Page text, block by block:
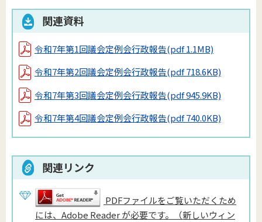
関連資料
令和7年第1回議会定例会行政報告(pdf 1.1MB)
令和7年第2回議会定例会行政報告(pdf 718.6KB)
令和7年第3回議会定例会行政報告(pdf 945.9KB)
令和7年第4回議会定例会行政報告(pdf 740.0KB)
関連リンク
PDFファイルをご覧いただくため
には、Adobe Reader が必要です。（新しいウィン